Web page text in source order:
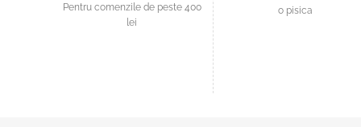
Pentru comenzile de peste 400
lei
o pisica